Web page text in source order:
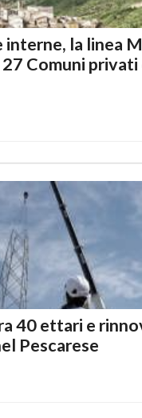
interne, la linea
Comuni privati
40 ettari e
Pescarese